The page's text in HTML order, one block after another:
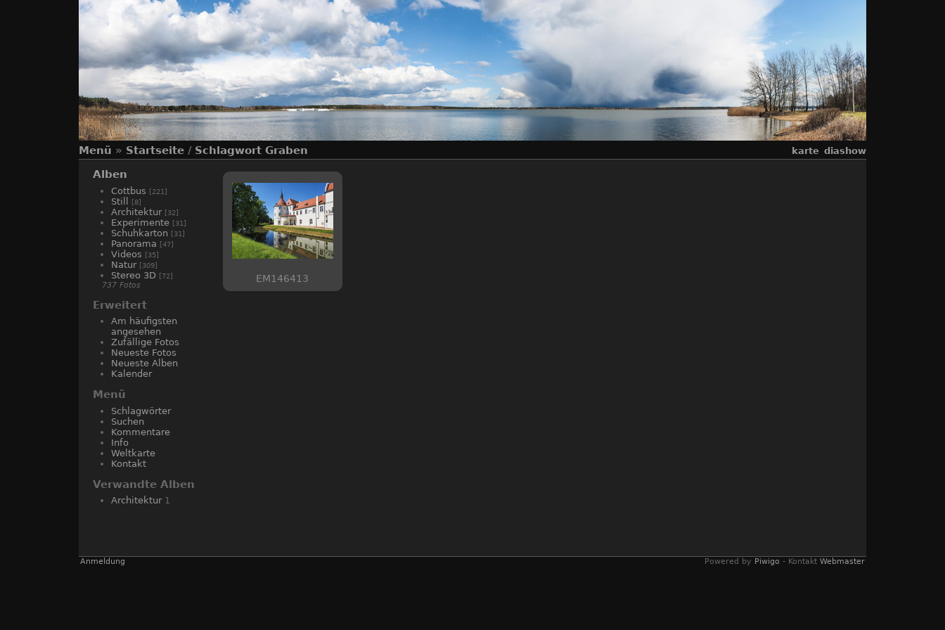
Menü » Startseite / Schlagwort Graben karte diashow
Alben
Cottbus [221]
Still [8]
Architektur [32]
Experimente [31]
Schuhkarton [31]
Panorama [47]
Videos [35]
Natur [309]
Stereo 3D [72]
737 Fotos
Erweitert
Am häufigsten
angesehen
Zufällige Fotos
Neueste Fotos
Neueste Alben
Kalender
Menü
Schlagwörter
Suchen
Kommentare
Info
Weltkarte
Kontakt
Verwandte Alben
Architektur 1
EM146413
Anmeldung Powered by Piwigo - Kontakt Webmaster